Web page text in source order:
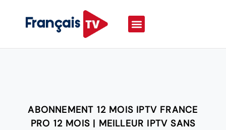
ABONNEMENT 12 MOIS IPTV FRANCE
PRO 12 MOIS | MEILLEUR IPTV SANS